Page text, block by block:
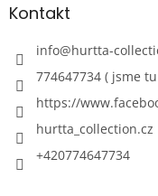
Kontakt
info@hurtta-
774647734 ( jsme
https://
hurtta_collection.cz
+420774647734